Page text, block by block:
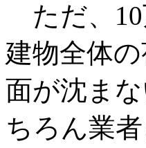
ただ、10
建物全体
面が沈ま
ちろん業